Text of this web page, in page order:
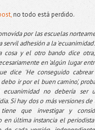
no todo está perdido.
por las escuelas
servil adhesión a la
cosa y el otro bando dice
en 'algún lugar
dice 'He conseguido
debo ir por el buen camino',
no debería ser
Si hay dos o más versiones de
que investigar y
en última instancia el